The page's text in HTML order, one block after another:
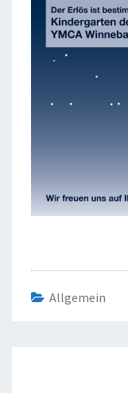
Allgemein